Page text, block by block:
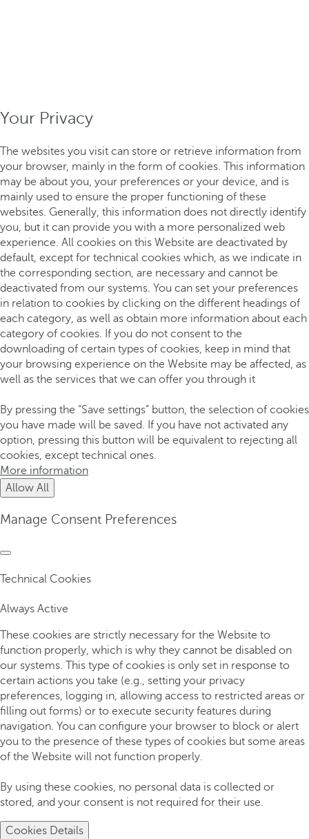
Your Privacy
The websites you visit can store or retrieve information from
your browser, mainly in the form of cookies. This information
may be about you, your preferences or your device, and is
mainly used to ensure the proper functioning of these
websites. Generally, this information does not directly identify
you, but it can provide you with a more personalized web
experience. All cookies on this Website are deactivated by
default, except for technical cookies which, as we indicate in
the corresponding section, are necessary and cannot be
deactivated from our systems. You can set your preferences
in relation to cookies by clicking on the different headings of
each category, as well as obtain more information about each
category of cookies. If you do not consent to the
downloading of certain types of cookies, keep in mind that
your browsing experience on the Website may be affected, as
well as the services that we can offer you through it
By pressing the “Save settings” button, the selection of cookies
you have made will be saved. If you have not activated any
option, pressing this button will be equivalent to rejecting all
cookies, except technical ones.
More information
Allow All
Manage Consent Preferences
Technical Cookies
Always Active
These cookies are strictly necessary for the Website to
function properly, which is why they cannot be disabled on
our systems. This type of cookies is only set in response to
certain actions you take (e.g., setting your privacy
preferences, logging in, allowing access to restricted areas or
filling out forms) or to execute security features during
navigation. You can configure your browser to block or alert
you to the presence of these types of cookies but some areas
of the Website will not function properly.
By using these cookies, no personal data is collected or
stored, and your consent is not required for their use.
Cookies Details